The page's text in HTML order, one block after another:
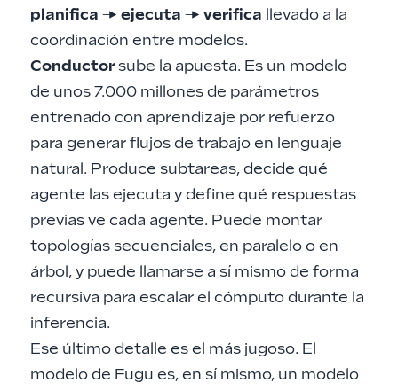
planifica → ejecuta → verifica llevado a la
coordinación entre modelos.
Conductorsube la apuesta. Es un modelo
de unos 7.000 millones de parámetros
entrenado con aprendizaje por refuerzo
para generar flujos de trabajo en lenguaje
natural. Produce subtareas, decide qué
agente las ejecuta y define qué respuestas
previas ve cada agente. Puede montar
topologías secuenciales, en paralelo o en
árbol, y puede llamarse a sí mismo de forma
recursiva para escalar el cómputo durante la
inferencia.
Ese último detalle es el más jugoso. El
modelo de Fugu es, en sí mismo, un modelo